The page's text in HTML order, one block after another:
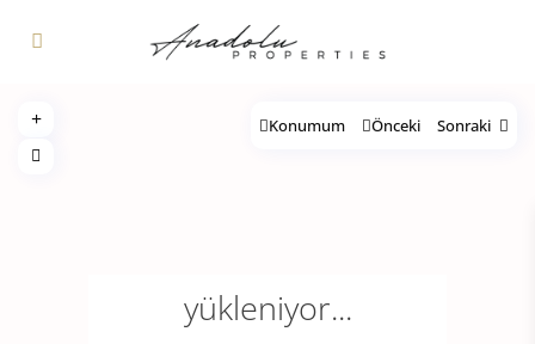
yükleniyor...
Konumum Önceki Sonraki